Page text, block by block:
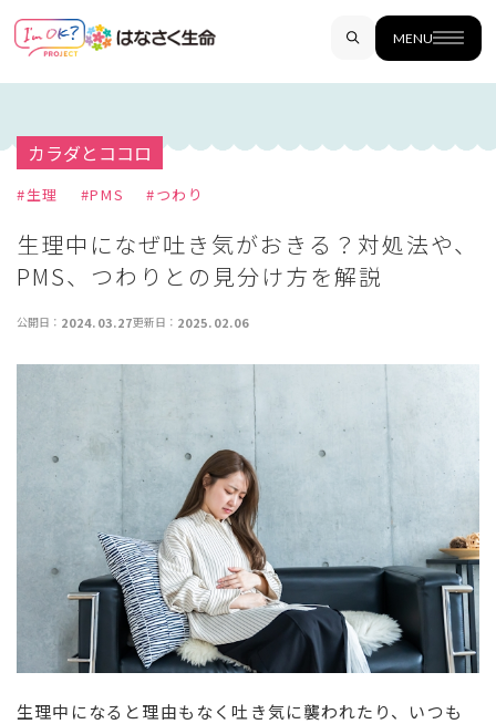
MENU
カラダとココロ
#生理 #PMS #つわり
生理中になぜ吐き気がおきる？対処法や、
PMS、つわりとの見分け方を解説
公開日： 2024.03.27更新日： 2025.02.06
生理中になると理由もなく吐き気に襲われたり、いつも